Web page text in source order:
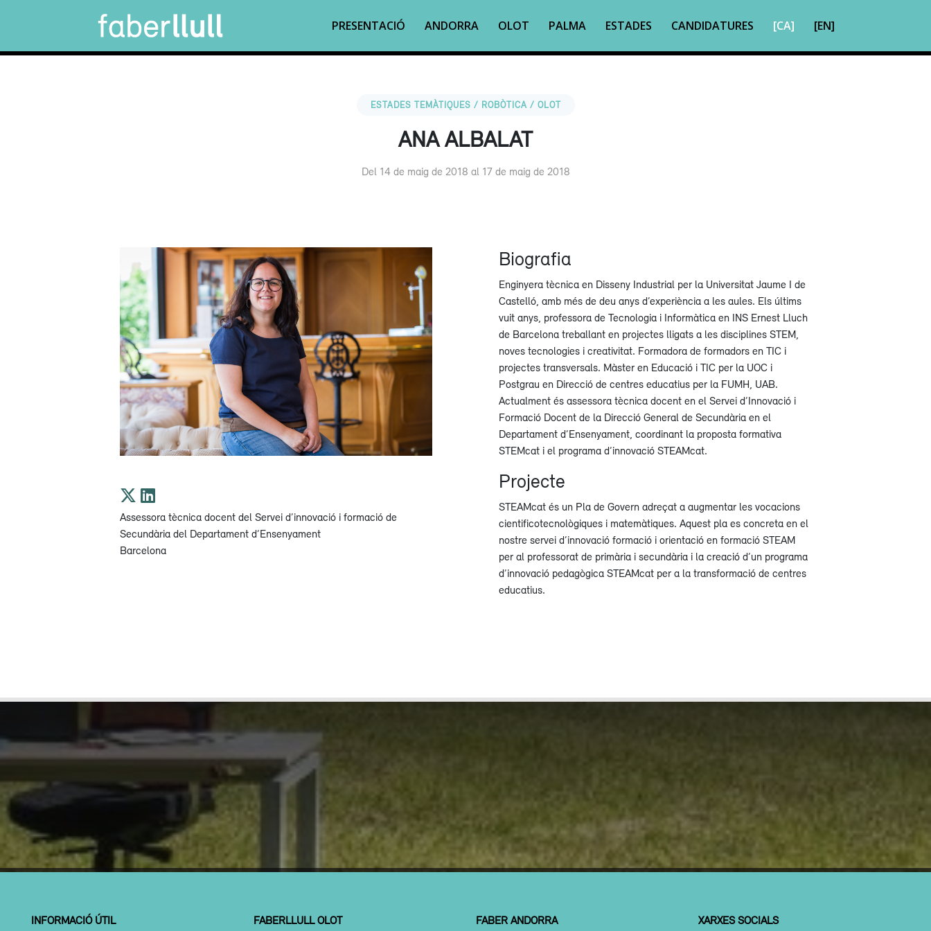
PRESENTACIÓ ANDORRA OLOT PALMA ESTADES CANDIDATURES [CA] [EN]
ESTADES TEMÀTIQUES / ROBÒTICA / OLOT
ANA ALBALAT
Del 14 de maig de 2018 al 17 de maig de 2018
Assessora tècnica docent del Servei d’innovació i formació de
Secundària del Departament d’Ensenyament
Barcelona
Biografia
Enginyera tècnica en Disseny Industrial per la Universitat Jaume I de
Castelló, amb més de deu anys d’experiència a les aules. Els últims
vuit anys, professora de Tecnologia i Informàtica en INS Ernest Lluch
de Barcelona treballant en projectes lligats a les disciplines STEM,
noves tecnologies i creativitat. Formadora de formadors en TIC i
projectes transversals. Màster en Educació i TIC per la UOC i
Postgrau en Direcció de centres educatius per la FUMH, UAB.
Actualment és assessora tècnica docent en el Servei d’Innovació i
Formació Docent de la Direcció General de Secundària en el
Departament d’Ensenyament, coordinant la proposta formativa
STEMcat i el programa d’innovació STEAMcat.
Projecte
STEAMcat és un Pla de Govern adreçat a augmentar les vocacions
cientificotecnològiques i matemàtiques. Aquest pla es concreta en el
nostre servei d’innovació formació i orientació en formació STEAM
per al professorat de primària i secundària i la creació d’un programa
d’innovació pedagògica STEAMcat per a la transformació de centres
educatius.
INFORMACIÓ ÚTIL FABERLLULL OLOT FABER ANDORRA XARXES SOCIALS